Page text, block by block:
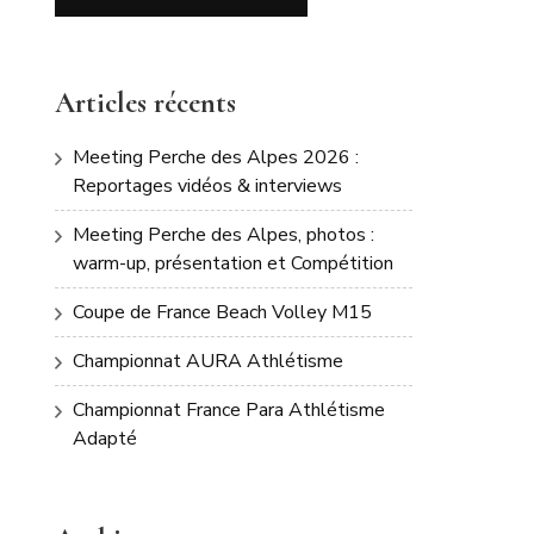
Articles récents
Meeting Perche des Alpes 2026 :
Reportages vidéos & interviews
Meeting Perche des Alpes, photos :
warm-up, présentation et Compétition
Coupe de France Beach Volley M15
Championnat AURA Athlétisme
Championnat France Para Athlétisme
Adapté